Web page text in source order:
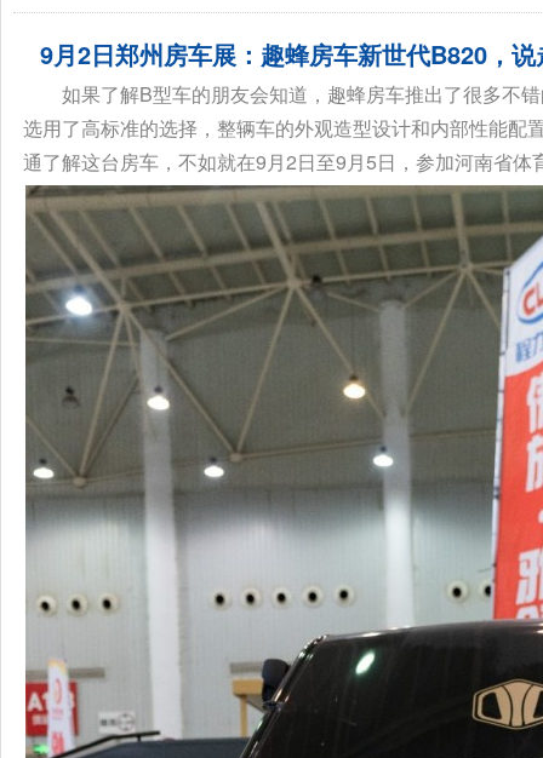
9月2日郑州房车展：趣蜂房车新世代B820，
如果了解B型车的朋友会知道，趣蜂房车推出了很多不
选用了高标准的选择，整辆车的外观造型设计和内部性能
通了解这台房车，不如就在9月2日至9月5日，参加河南省体